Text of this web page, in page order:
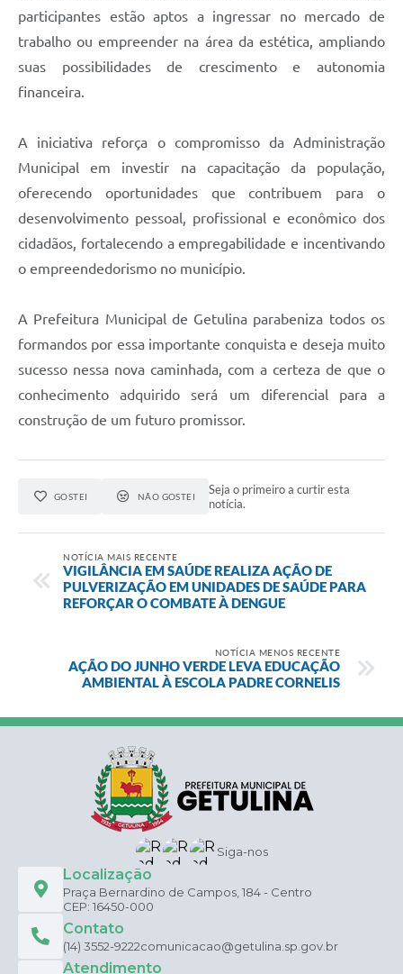
participantes estão aptos a ingressar no mercado de
trabalho ou empreender na área da estética, ampliando
suas possibilidades de crescimento e autonomia
financeira.
A iniciativa reforça o compromisso da Administração
Municipal em investir na capacitação da população,
oferecendo oportunidades que contribuem para o
desenvolvimento pessoal, profissional e econômico dos
cidadãos, fortalecendo a empregabilidade e incentivando
o empreendedorismo no município.
A Prefeitura Municipal de Getulina parabeniza todos os
formandos por essa importante conquista e deseja muito
sucesso nessa nova caminhada, com a certeza de que o
conhecimento adquirido será um diferencial para a
construção de um futuro promissor.
GOSTEI NÃO GOSTEI
Seja o primeiro a curtir esta
notícia.
NOTÍCIA MAIS RECENTE
VIGILÂNCIA EM SAÚDE REALIZA AÇÃO DE
PULVERIZAÇÃO EM UNIDADES DE SAÚDE PARA
REFORÇAR O COMBATE À DENGUE
NOTÍCIA MENOS RECENTE
AÇÃO DO JUNHO VERDE LEVA EDUCAÇÃO
AMBIENTAL À ESCOLA PADRE CORNELIS
Siga-nos
Localização
Praça Bernardino de Campos, 184 - Centro
CEP: 16450-000
Contato
(14) 3552-9222comunicacao@getulina.sp.gov.br
Atendimento